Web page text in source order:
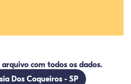
com todos os dados.
Dos Coqueiros - SP